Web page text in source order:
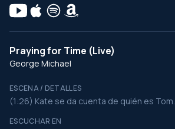
Praying for Time (Live)
George Michael
ESCENA / DETALLES
(1:26) Kate se da cuenta de quién es Tom.
ESCUCHAR EN